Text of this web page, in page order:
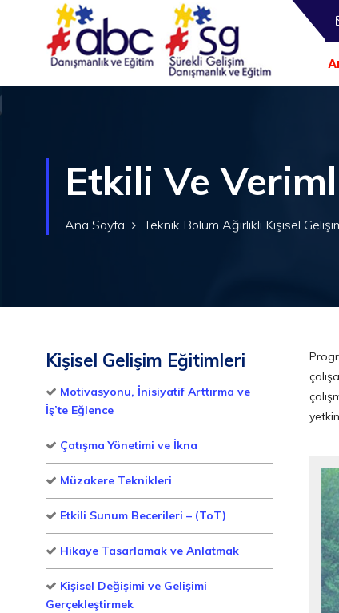
Etkili Ve
Ana Sayfa Teknik Bölüm Ağırlıklı Kişisel
Kişisel Gelişim Eğitimleri
Motivasyonu, İnisiyatif Arttırma ve
İş’te Eğlence
Çatışma Yönetimi ve İkna
Müzakere Teknikleri
Etkili Sunum Becerileri – (ToT)
Hikaye Tasarlamak ve Anlatmak
Kişisel Değişimi ve Gelişimi
Gerçekleştirmek